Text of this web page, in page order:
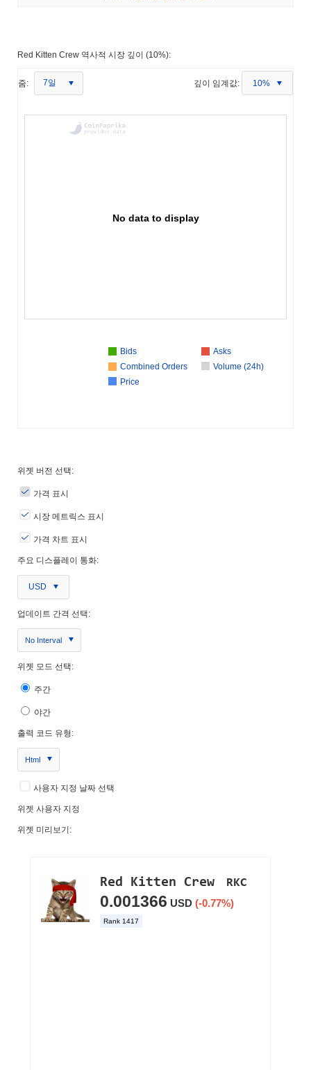
Red Kitten Crew 역사적 시장 깊이 (10%):
줌: 7일 깊이 임계값: 10%
No data to display
Bids
Asks
Combined Orders
Volume (24h)
Price
위젯 버전 선택:
가격 표시
시장 메트릭스 표시
가격 차트 표시
주요 디스플레이 통화:
USD
업데이트 간격 선택:
No Interval
위젯 모드 선택:
주간
야간
출력 코드 유형:
Html
사용자 지정 날짜 선택
위젯 사용자 지정
위젯 미리보기: